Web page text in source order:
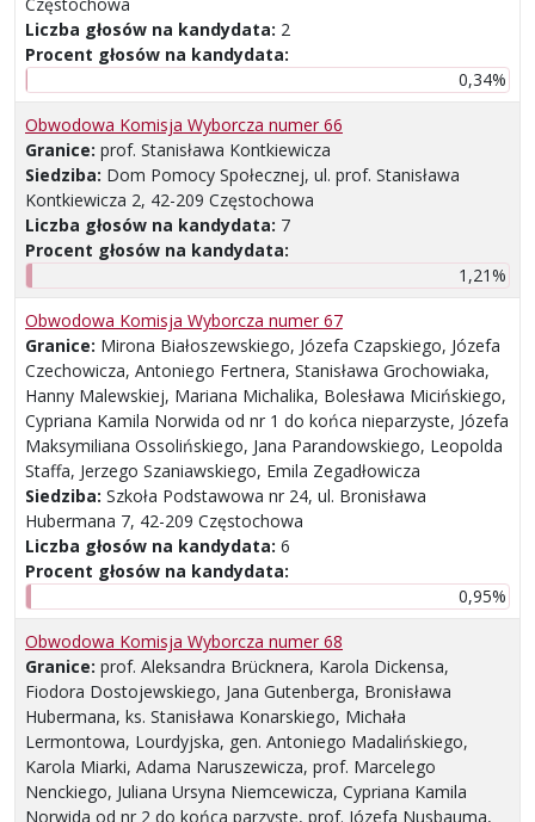
Liczba głosów na kandydata: 2
Procent głosów na kandydata:
0,34%
Obwodowa Komisja Wyborcza numer 66
Granice: prof. Stanisława Kontkiewicza
Siedziba: Dom Pomocy Społecznej, ul. prof. Stanisława
Kontkiewicza 2, 42-209 Częstochowa
Liczba głosów na kandydata: 7
Procent głosów na kandydata:
1,21%
Obwodowa Komisja Wyborcza numer 67
Granice: Mirona Białoszewskiego, Józefa Czapskiego, Józefa
Czechowicza, Antoniego Fertnera, Stanisława Grochowiaka,
Hanny Malewskiej, Mariana Michalika, Bolesława Micińskiego,
Cypriana Kamila Norwida od nr 1 do końca nieparzyste, Józefa
Maksymiliana Ossolińskiego, Jana Parandowskiego, Leopolda
Staffa, Jerzego Szaniawskiego, Emila Zegadłowicza
Siedziba: Szkoła Podstawowa nr 24, ul. Bronisława
Hubermana 7, 42-209 Częstochowa
Liczba głosów na kandydata: 6
Procent głosów na kandydata:
0,95%
Obwodowa Komisja Wyborcza numer 68
Granice: prof. Aleksandra Brücknera, Karola Dickensa,
Fiodora Dostojewskiego, Jana Gutenberga, Bronisława
Hubermana, ks. Stanisława Konarskiego, Michała
Lermontowa, Lourdyjska, gen. Antoniego Madalińskiego,
Karola Miarki, Adama Naruszewicza, prof. Marcelego
Nenckiego, Juliana Ursyna Niemcewicza, Cypriana Kamila
Norwida od nr 2 do końca parzyste, prof. Józefa Nusbauma,